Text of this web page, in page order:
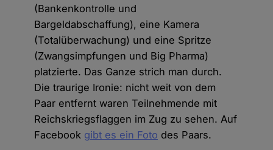
(Bankenkontrolle und
Bargeldabschaffung), eine Kamera
(Totalüberwachung) und eine Spritze
(Zwangsimpfungen und Big Pharma)
platzierte. Das Ganze strich man durch.
Die traurige Ironie: nicht weit von dem
Paar entfernt waren Teilnehmende mit
Reichskriegsflaggen im Zug zu sehen. Auf
Facebook gibt es ein Foto des Paars.